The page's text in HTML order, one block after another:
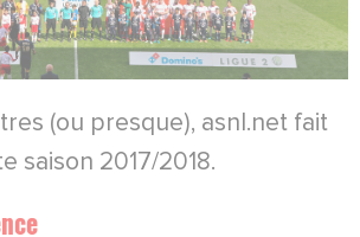
(ou presque), asnl.net fait
saison 2017/2018.